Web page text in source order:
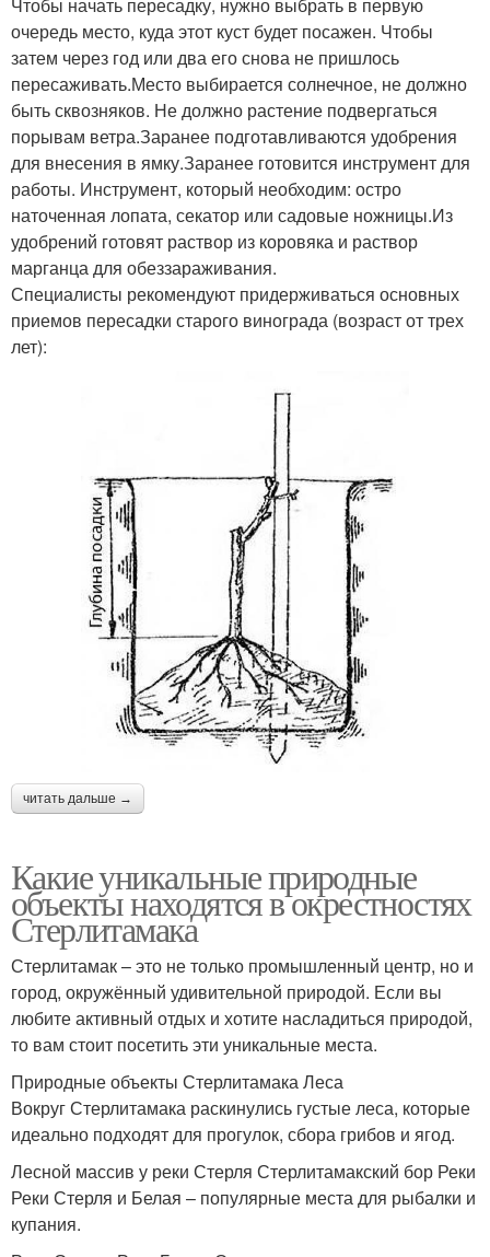
очередь место, куда этот куст будет посажен. Чтобы
затем через год или два его снова не пришлось
пересаживать.Место выбирается солнечное, не должно
быть сквозняков. Не должно растение подвергаться
порывам ветра.Заранее подготавливаются удобрения
для внесения в ямку.Заранее готовится инструмент для
работы. Инструмент, который необходим: остро
наточенная лопата, секатор или садовые ножницы.Из
удобрений готовят раствор из коровяка и раствор
марганца для обеззараживания.
Специалисты рекомендуют придерживаться основных
приемов пересадки старого винограда (возраст от трех
лет):
читать дальше →
Какие уникальные природные
объекты находятся в окрестностях
Стерлитамака
Стерлитамак – это не только промышленный центр, но и
город, окружённый удивительной природой. Если вы
любите активный отдых и хотите насладиться природой,
то вам стоит посетить эти уникальные места.
Природные объекты Стерлитамака Леса
Вокруг Стерлитамака раскинулись густые леса, которые
идеально подходят для прогулок, сбора грибов и ягод.
Лесной массив у реки Стерля Стерлитамакский бор Реки
Реки Стерля и Белая – популярные места для рыбалки и
купания.